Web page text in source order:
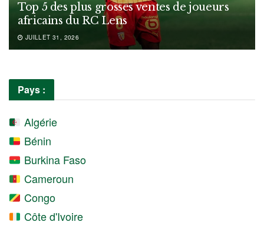
Top 5 des plus grosses ventes de joueurs
africains du RC Lens
JUILLET 31, 2026
Pays :
Algérie
Bénin
Burkina Faso
Cameroun
Congo
Côte d'Ivoire